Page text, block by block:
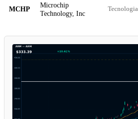
MCHP
Microchip
Technology, Inc
Tecnologia